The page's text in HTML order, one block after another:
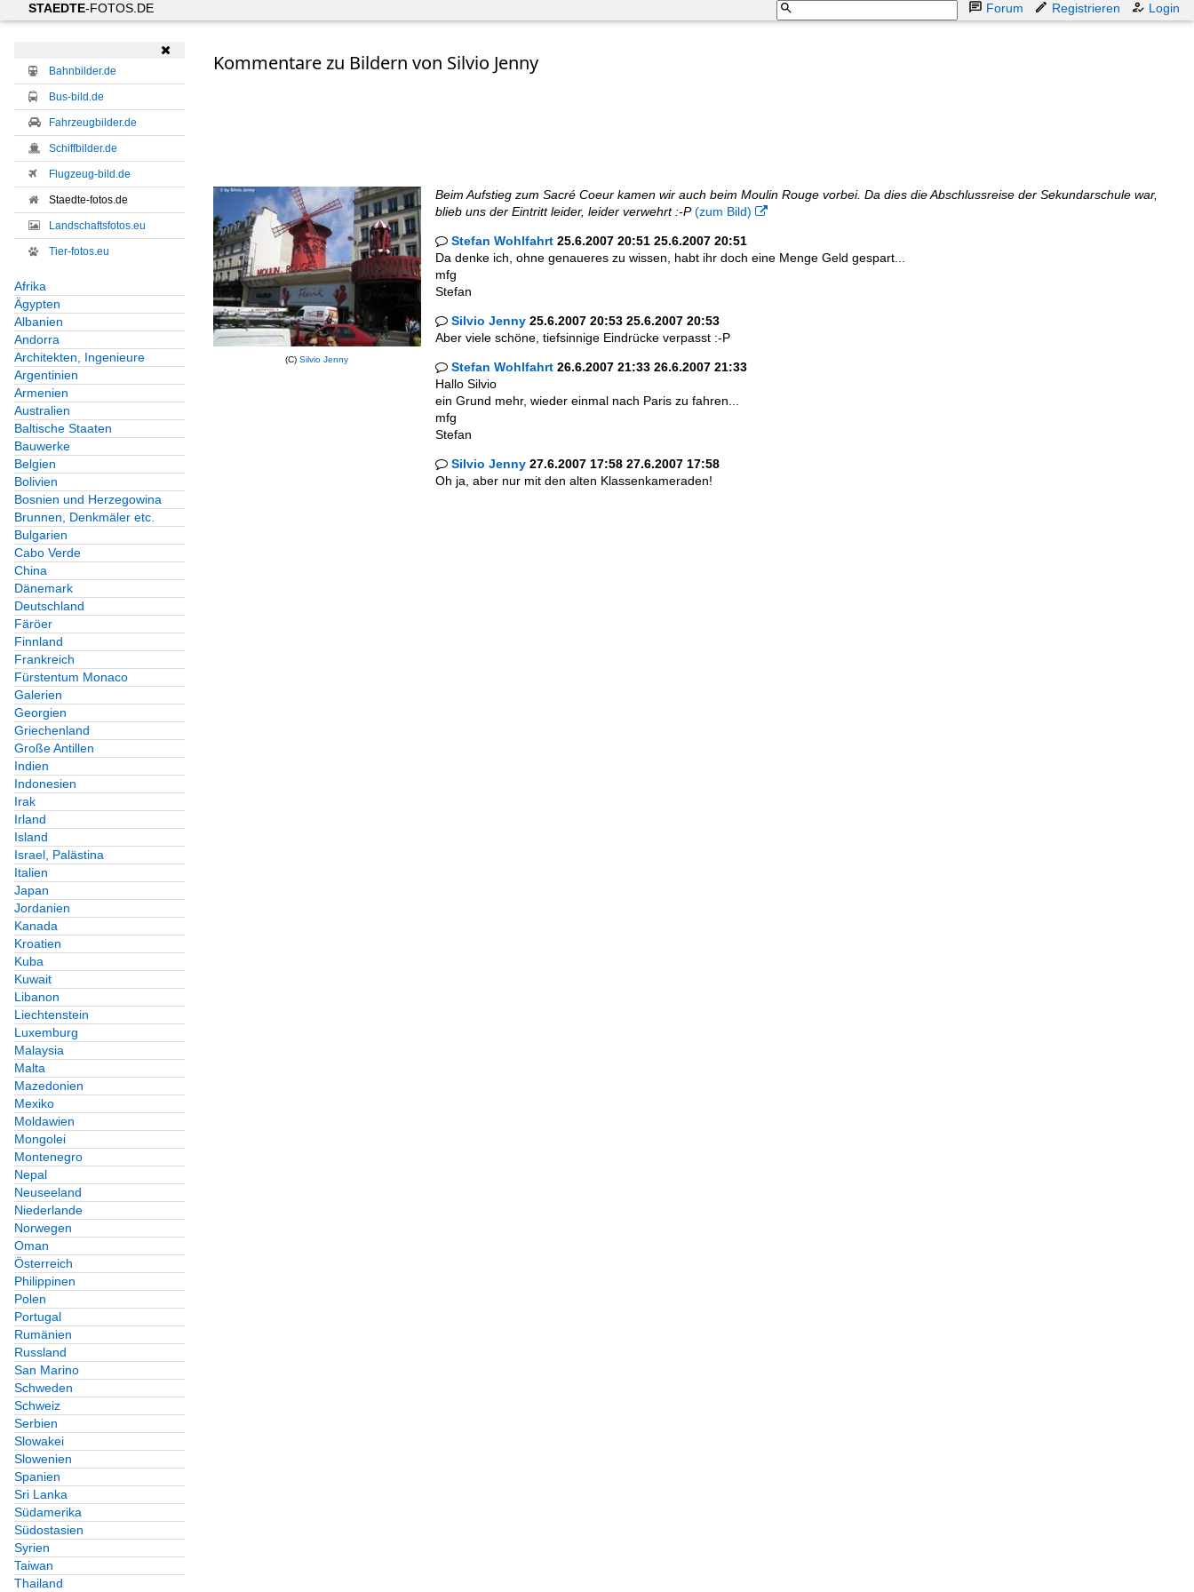
STAEDTE-FOTOS.DE Forum Registrieren Login

Bahnbilder.de
Bus-bild.de
Fahrzeugbilder.de
Schiffbilder.de
Flugzeug-bild.de
Staedte-fotos.de
Landschaftsfotos.eu
Tier-fotos.eu
Afrika
Ägypten
Albanien
Andorra
Architekten, Ingenieure
Argentinien
Armenien
Australien
Baltische Staaten
Bauwerke
Belgien
Bolivien
Bosnien und Herzegowina
Brunnen, Denkmäler etc.
Bulgarien
Cabo Verde
China
Dänemark
Deutschland
Färöer
Finnland
Frankreich
Fürstentum Monaco
Galerien
Georgien
Griechenland
Große Antillen
Indien
Indonesien
Irak
Irland
Island
Israel, Palästina
Italien
Japan
Jordanien
Kanada
Kroatien
Kuba
Kuwait
Libanon
Liechtenstein
Luxemburg
Malaysia
Malta
Mazedonien
Mexiko
Moldawien
Mongolei
Montenegro
Nepal
Neuseeland
Niederlande
Norwegen
Oman
Österreich
Philippinen
Polen
Portugal
Rumänien
Russland
San Marino
Schweden
Schweiz
Serbien
Slowakei
Slowenien
Spanien
Sri Lanka
Südamerika
Südostasien
Syrien
Taiwan
Thailand
Kommentare zu Bildern von Silvio Jenny
(C)Silvio Jenny
Beim Aufstieg zum Sacré Coeur kamen wir auch beim Moulin Rouge vorbei. Da dies die Abschlussreise der Sekundarschule war,
blieb uns der Eintritt leider, leider verwehrt :-P (zum Bild) 
 Stefan Wohlfahrt25.6.2007 20:51 25.6.2007 20:51
Da denke ich, ohne genaueres zu wissen, habt ihr doch eine Menge Geld gespart...
mfg
Stefan
 Silvio Jenny25.6.2007 20:53 25.6.2007 20:53
Aber viele schöne, tiefsinnige Eindrücke verpasst :-P
 Stefan Wohlfahrt26.6.2007 21:33 26.6.2007 21:33
Hallo Silvio
ein Grund mehr, wieder einmal nach Paris zu fahren...
mfg
Stefan
 Silvio Jenny27.6.2007 17:58 27.6.2007 17:58
Oh ja, aber nur mit den alten Klassenkameraden!